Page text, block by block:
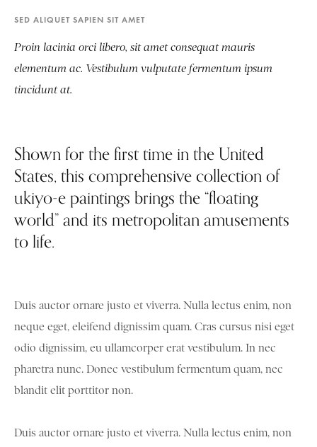
SED ALIQUET SAPIEN SIT AMET
Proin lacinia orci libero, sit amet consequat mauris
elementum ac. Vestibulum vulputate fermentum ipsum
tincidunt at.
Shown for the first time in the United
States, this comprehensive collection of
ukiyo-e paintings brings the “floating
world” and its metropolitan amusements
to life.
Duis auctor ornare justo et viverra. Nulla lectus enim, non
neque eget, eleifend dignissim quam. Cras cursus nisi eget
odio dignissim, eu ullamcorper erat vestibulum. In nec
pharetra nunc. Donec vestibulum fermentum quam, nec
blandit elit porttitor non.
Duis auctor ornare justo et viverra. Nulla lectus enim, non